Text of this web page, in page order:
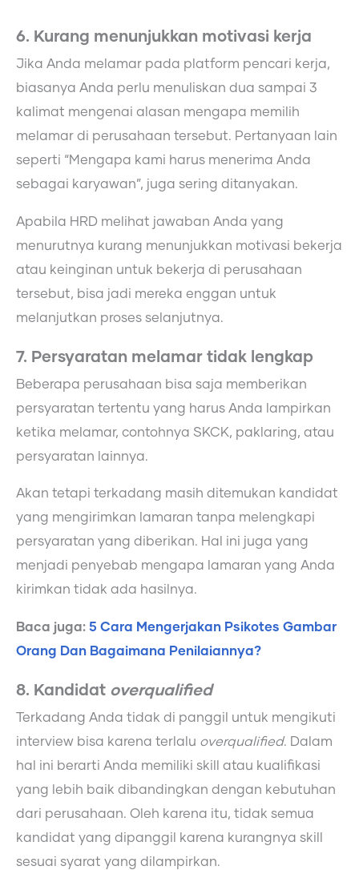
6. Kurang menunjukkan motivasi kerja
Jika Anda melamar pada platform pencari kerja,
biasanya Anda perlu menuliskan dua sampai 3
kalimat mengenai alasan mengapa memilih
melamar di perusahaan tersebut. Pertanyaan lain
seperti “Mengapa kami harus menerima Anda
sebagai karyawan”, juga sering ditanyakan.
Apabila HRD melihat jawaban Anda yang
menurutnya kurang menunjukkan motivasi bekerja
atau keinginan untuk bekerja di perusahaan
tersebut, bisa jadi mereka enggan untuk
melanjutkan proses selanjutnya.
7. Persyaratan melamar tidak lengkap
Beberapa perusahaan bisa saja memberikan
persyaratan tertentu yang harus Anda lampirkan
ketika melamar, contohnya SKCK, paklaring, atau
persyaratan lainnya.
Akan tetapi terkadang masih ditemukan kandidat
yang mengirimkan lamaran tanpa melengkapi
persyaratan yang diberikan. Hal ini juga yang
menjadi penyebab mengapa lamaran yang Anda
kirimkan tidak ada hasilnya.
Baca juga: 5 Cara Mengerjakan Psikotes Gambar
Orang Dan Bagaimana Penilaiannya?
8. Kandidat overqualified
Terkadang Anda tidak di panggil untuk mengikuti
interview bisa karena terlalu overqualified. Dalam
hal ini berarti Anda memiliki skill atau kualifikasi
yang lebih baik dibandingkan dengan kebutuhan
dari perusahaan. Oleh karena itu, tidak semua
kandidat yang dipanggil karena kurangnya skill
sesuai syarat yang dilampirkan.